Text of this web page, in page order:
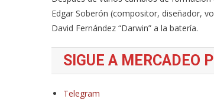
Edgar Soberón (compositor, diseñador,
David Fernández “Darwin” a la batería.
SIGUE A MERCADEO
Telegram